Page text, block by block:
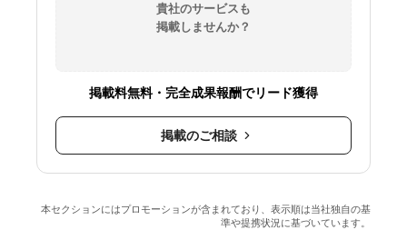
貴社のサービスも
掲載しませんか？
掲載料無料・完全成果報酬でリード獲得
掲載のご相談
本セクションにはプロモーションが含まれており、表示順は当社独自の基
準や提携状況に基づいています。